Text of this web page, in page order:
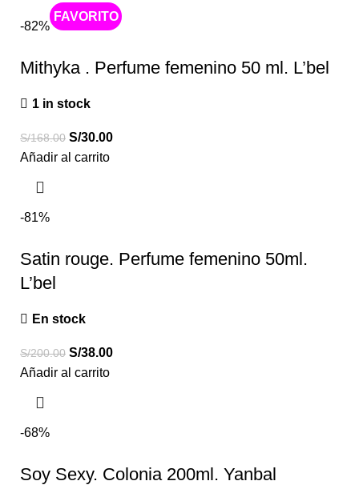
-82%
Caliente
Mithyka . Perfume femenino 50 ml. L’bel
1 in stock
S/168.00 S/30.00
Añadir al carrito
-81%
Satin rouge. Perfume femenino 50ml.
L’bel
En stock
S/200.00 S/38.00
Añadir al carrito
-68%
Soy Sexy. Colonia 200ml. Yanbal